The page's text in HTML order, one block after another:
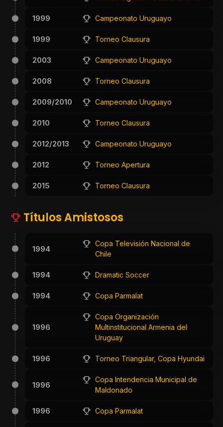
1999 Campeonato Uruguayo
1999 Torneo Clausura
2003 Campeonato Uruguayo
2008 Torneo Clausura
2009/2010 Campeonato Uruguayo
2010 Torneo Clausura
2012/2013 Campeonato Uruguayo
2012 Torneo Apertura
2015 Torneo Clausura
Títulos Amistosos
1994
Copa Televisión Nacional de
Chile
1994 Dramatic Soccer
1994 Copa Parmalat
1996
Copa Organización
Multinstitucional Armenia del
Uruguay
1996 Torneo Triangular, Copa Hyundai
1996
Copa Intendencia Municipal de
Maldonado
1996 Copa Parmalat